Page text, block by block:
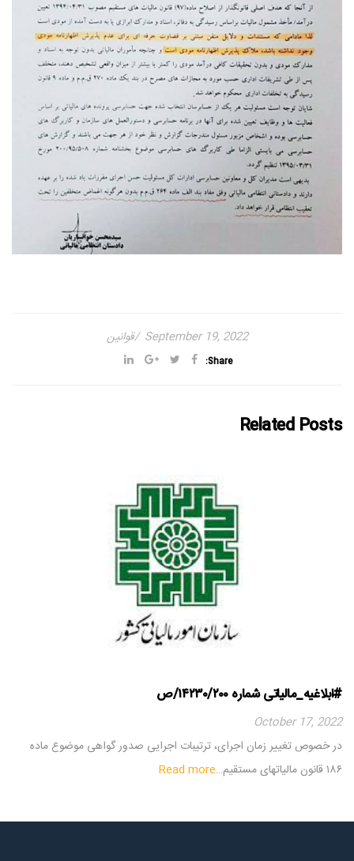
September 19, 2022 قوانین
Share:
Related Posts
#ابلاغیه_مالیاتی شماره ۱۴۲۳۰/۲۰۰/ص
October 17, 2022
در خصوص تغییر زمان اجرای، ترتیبات اجرایی صدور گواهی موضوع ماده
۱۸۶ قانون مالیاتهای مستقیم…
Read more